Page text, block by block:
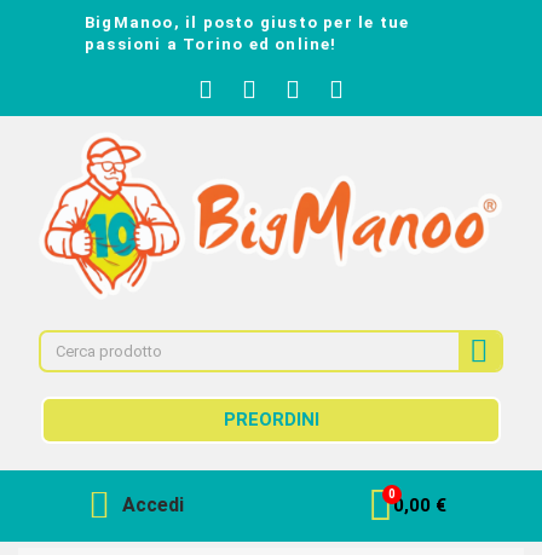
BigManoo, il posto giusto per le tue
passioni a Torino ed online!
PREORDINI
Accedi 0,00 €